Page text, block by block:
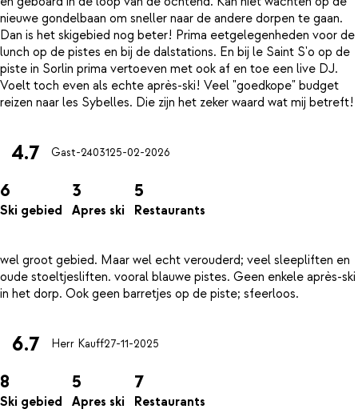
nieuwe gondelbaan om sneller naar de andere dorpen te gaan.
Dan is het skigebied nog beter! Prima eetgelegenheden voor de
lunch op de pistes en bij de dalstations. En bij le Saint S'o op de
piste in Sorlin prima vertoeven met ook af en toe een live DJ.
Voelt toch even als echte après-ski! Veel "goedkope" budget
4.7 Gast-2403125-02-2026
6
Ski gebied
3
Apres ski
5
Restaurants
wel groot gebied. Maar wel echt verouderd; veel sleepliften en
oude stoeltjesliften. vooral blauwe pistes. Geen enkele après-ski
6.7 Herr Kauff27-11-2025
8
Ski gebied
5
Apres ski
7
Restaurants